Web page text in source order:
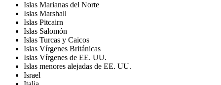
Islas Marianas del Norte
Islas Marshall
Islas Pitcairn
Islas Salomón
Islas Turcas y Caicos
Islas Vírgenes Británicas
Islas Vírgenes de EE. UU.
Islas menores alejadas de EE. UU.
Israel